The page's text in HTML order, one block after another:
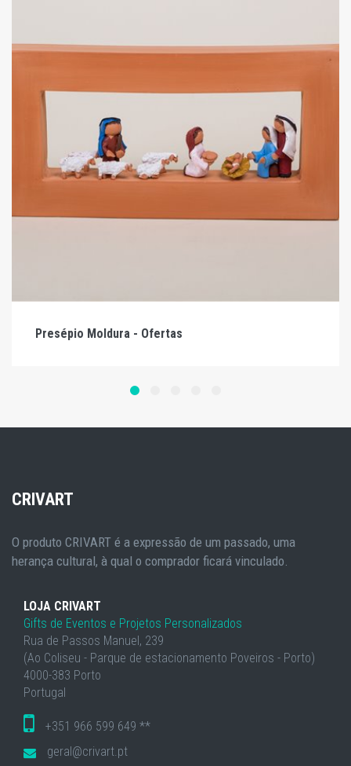
Presépio Moldura - Ofertas
CRIVART
O produto CRIVART é a expressão de um passado, uma
herança cultural, à qual o comprador ficará vinculado.
LOJA CRIVART
Gifts de Eventos e Projetos Personalizados
Rua de Passos Manuel, 239
(Ao Coliseu - Parque de estacionamento Poveiros - Porto)
4000-383 Porto
Portugal
+351 966 599 649 **
geral@crivart.pt